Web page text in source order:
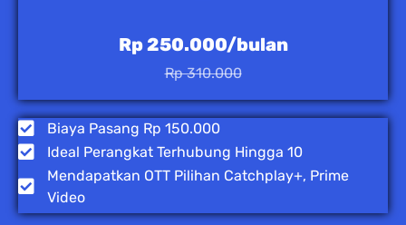
Rp 250.000/bulan
Rp 310.000
Biaya Pasang Rp 150.000
Ideal Perangkat Terhubung Hingga 10
Mendapatkan OTT Pilihan Catchplay+, Prime
Video